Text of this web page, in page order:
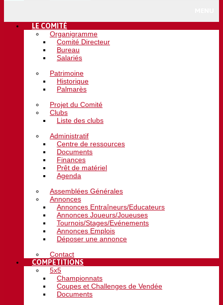
LE COMITÉ
Organigramme
Comité Directeur
Bureau
Salariés
Patrimoine
Historique
Palmarès
Projet du Comité
Clubs
Liste des clubs
Administratif
Centre de ressources
Documents
Finances
Prêt de matériel
Agenda
Assemblées Générales
Annonces
Annonces Entraîneurs/Educateurs
Annonces Joueurs/Joueuses
Tournois/Stages/Evénements
Annonces Emplois
Déposer une annonce
Contact
COMPETITIONS
5x5
Championnats
Coupes et Challenges de Vendée
Documents